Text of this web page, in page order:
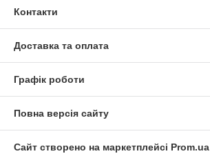
Контакти
Доставка та оплата
Графік роботи
Повна версія сайту
Сайт створено на маркетплейсі Prom.ua